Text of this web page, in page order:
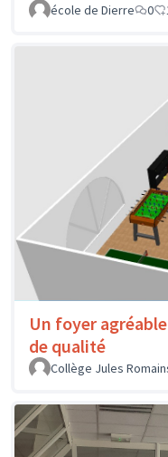
école de Dierre
0
Un foyer
de qualité
Collège Jules